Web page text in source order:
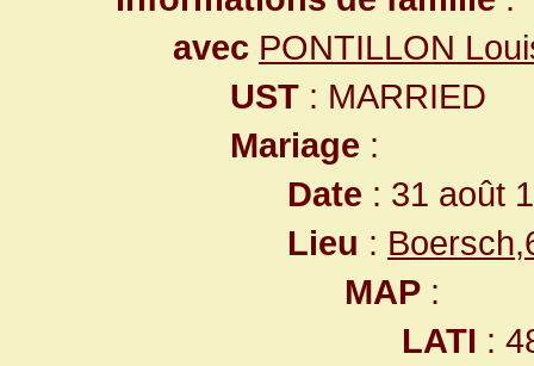
avec PONTILLON
UST : MARRIED
Mariage :
Date : 31 août
Lieu :
MAP :
LATI :